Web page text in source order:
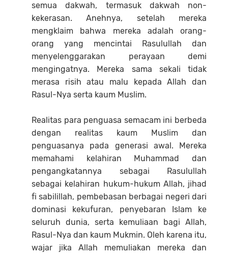
semua dakwah, termasuk dakwah non-
kekerasan. Anehnya, setelah mereka
mengklaim bahwa mereka adalah orang-
orang yang mencintai Rasulullah dan
menyelenggarakan perayaan demi
mengingatnya. Mereka sama sekali tidak
merasa risih atau malu kepada Allah dan
Rasul-Nya serta kaum Muslim.
Realitas para penguasa semacam ini berbeda
dengan realitas kaum Muslim dan
penguasanya pada generasi awal. Mereka
memahami kelahiran Muhammad dan
pengangkatannya sebagai Rasulullah
sebagai kelahiran hukum-hukum Allah, jihad
fi sabilillah, pembebasan berbagai negeri dari
dominasi kekufuran, penyebaran Islam ke
seluruh dunia, serta kemuliaan bagi Allah,
Rasul-Nya dan kaum Mukmin. Oleh karena itu,
wajar jika Allah memuliakan mereka dan